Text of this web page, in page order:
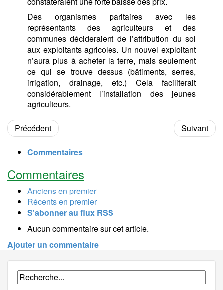
Des organismes paritaires avec les
représentants des agriculteurs et des
communes décideraient de l’attribution du sol
aux exploitants agricoles. Un nouvel exploitant
n’aura plus à acheter la terre, mais seulement
ce qui se trouve dessus (bâtiments, serres,
irrigation, drainage, etc.) Cela faciliterait
considérablement l’installation des jeunes
agriculteurs.
Précédent Suivant
Commentaires
Commentaires
Anciens en premier
Récents en premier
S'abonner au flux RSS
Aucun commentaire sur cet article.
Ajouter un commentaire